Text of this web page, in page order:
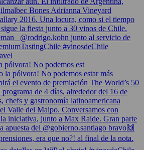
pólvora! No podemos est